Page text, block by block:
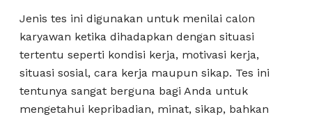
Jenis tes ini digunakan untuk menilai calon
karyawan ketika dihadapkan dengan situasi
tertentu seperti kondisi kerja, motivasi kerja,
situasi sosial, cara kerja maupun sikap. Tes ini
tentunya sangat berguna bagi Anda untuk
mengetahui kepribadian, minat, sikap, bahkan